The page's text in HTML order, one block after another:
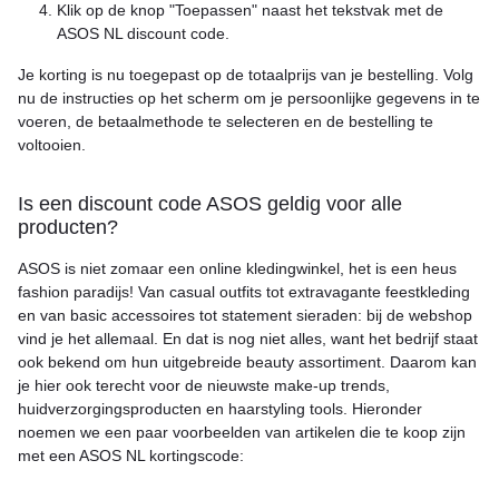
Klik op de knop "Toepassen" naast het tekstvak met de
ASOS NL discount code.
Je korting is nu toegepast op de totaalprijs van je bestelling. Volg
nu de instructies op het scherm om je persoonlijke gegevens in te
voeren, de betaalmethode te selecteren en de bestelling te
voltooien.
Is een discount code ASOS geldig voor alle
producten?
ASOS is niet zomaar een online kledingwinkel, het is een heus
fashion paradijs! Van casual outfits tot extravagante feestkleding
en van basic accessoires tot statement sieraden: bij de webshop
vind je het allemaal. En dat is nog niet alles, want het bedrijf staat
ook bekend om hun uitgebreide beauty assortiment. Daarom kan
je hier ook terecht voor de nieuwste make-up trends,
huidverzorgingsproducten en haarstyling tools. Hieronder
noemen we een paar voorbeelden van artikelen die te koop zijn
met een ASOS NL kortingscode: